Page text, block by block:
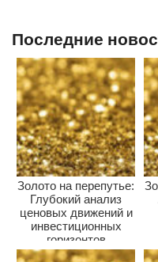
Последние
Золото на перепутье:
Глубокий анализ
ценовых движений и
инвестиционных
горизонтов